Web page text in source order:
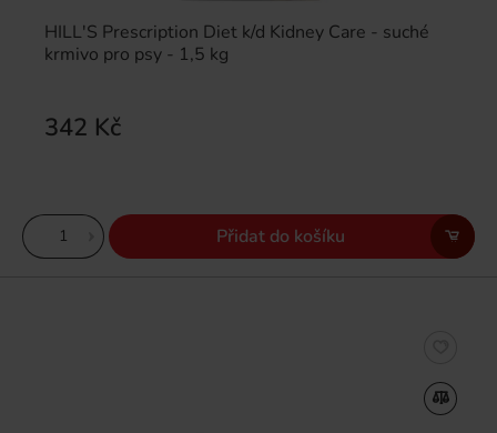
HILL'S Prescription Diet k/d Kidney Care - suché
krmivo pro psy - 1,5 kg
342 Kč
Přidat do košíku